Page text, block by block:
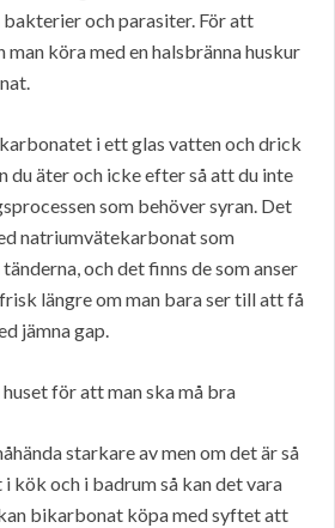
och parasiter. För att
man köra med en halsbränna huskur
i ett glas vatten och drick
du äter och icke efter så att du inte
som behöver syran. Det
natriumvätekarbonat som
och det finns de som anser
längre om man bara ser till att få
jämna gap.
för att man ska må bra
starkare av men om det är så
kök och i badrum så kan det vara
bikarbonat köpa med syftet att